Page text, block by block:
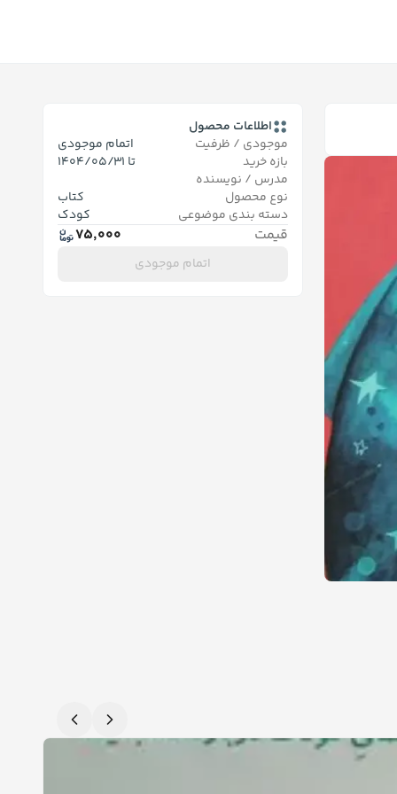
اطلاعات محصول
موجودی / ظرفیت
اتمام موجودی
بازه خرید
تا 1404/05/31
مدرس / نویسنده
نوع محصول
کتاب
دسته بندی موضوعی
کودک
قیمت 75,000
اتمام موجودی